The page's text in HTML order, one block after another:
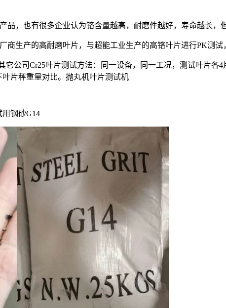
，也有很多企业认为铬含量越高，耐磨件越好，寿命越长，
生产的高耐磨叶片，与超能工业生产的高铬叶片进行PK测试
公司Cr25叶片测试方法：同一设备，同一工况，测试叶片各
片秤重量对比。抛丸机叶片测试机
用钢砂G14